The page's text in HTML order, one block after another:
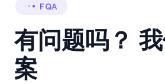
FQA
有问题吗？
案